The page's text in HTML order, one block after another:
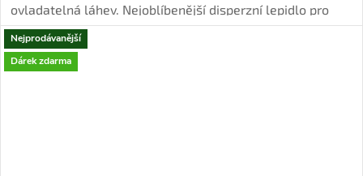
ovladatelná láhev. Nejoblíbenější disperzní lepidlo pro
interiérové spoje s vysokou pevností.
Nejprodávanější
Dárek zdarma